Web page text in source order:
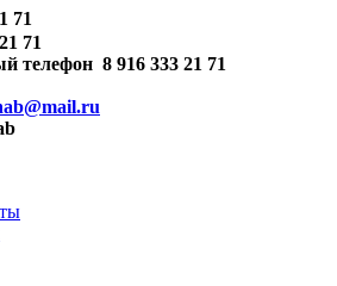
71
71
8 916 333 21 71